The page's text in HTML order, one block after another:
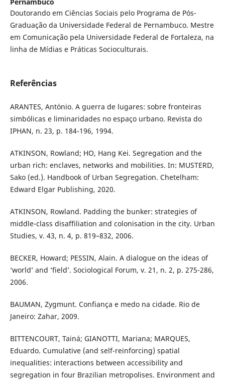
Doutorando em Ciências Sociais pelo Programa de Pós-
Graduação da Universidade Federal de Pernambuco. Mestre
em Comunicação pela Universidade Federal de Fortaleza, na
linha de Mídias e Práticas Socioculturais.
Referências
ARANTES, António. A guerra de lugares: sobre fronteiras
simbólicas e liminaridades no espaço urbano. Revista do
IPHAN, n. 23, p. 184-196, 1994.
ATKINSON, Rowland; HO, Hang Kei. Segregation and the
urban rich: enclaves, networks and mobilities. In: MUSTERD,
Sako (ed.). Handbook of Urban Segregation. Chetelham:
Edward Elgar Publishing, 2020.
ATKINSON, Rowland. Padding the bunker: strategies of
middle-class disaffiliation and colonisation in the city. Urban
Studies, v. 43, n. 4, p. 819–832, 2006.
BECKER, Howard; PESSIN, Alain. A dialogue on the ideas of
‘world’ and ‘field’. Sociological Forum, v. 21, n. 2, p. 275-286,
2006.
BAUMAN, Zygmunt. Confiança e medo na cidade. Rio de
Janeiro: Zahar, 2009.
BITTENCOURT, Tainá; GIANOTTI, Mariana; MARQUES,
Eduardo. Cumulative (and self-reinforcing) spatial
inequalities: interactions between accessibility and
segregation in four Brazilian metropolises. Environment and